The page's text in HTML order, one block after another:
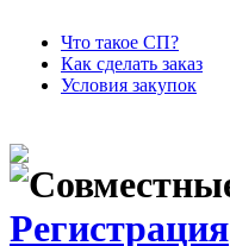
Что такое СП?
Как сделать заказ
Условия закупок
Регистрация